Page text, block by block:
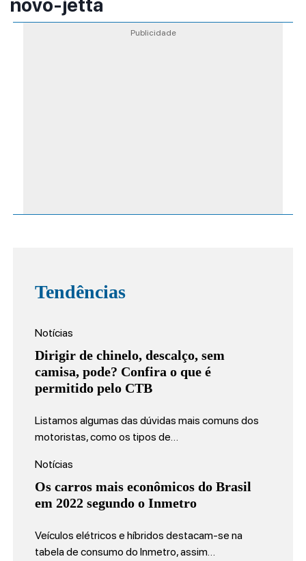
novo-jetta
Publicidade
Tendências
Notícias
Dirigir de chinelo, descalço, sem
camisa, pode? Confira o que é
permitido pelo CTB
Listamos algumas das dúvidas mais comuns dos
motoristas, como os tipos de…
Notícias
Os carros mais econômicos do Brasil
em 2022 segundo o Inmetro
Veículos elétricos e híbridos destacam-se na
tabela de consumo do Inmetro, assim…